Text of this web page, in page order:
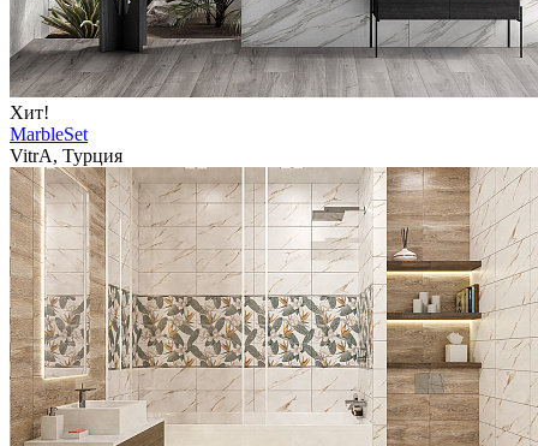
Хит!
MarbleSet
VitrA, Турция